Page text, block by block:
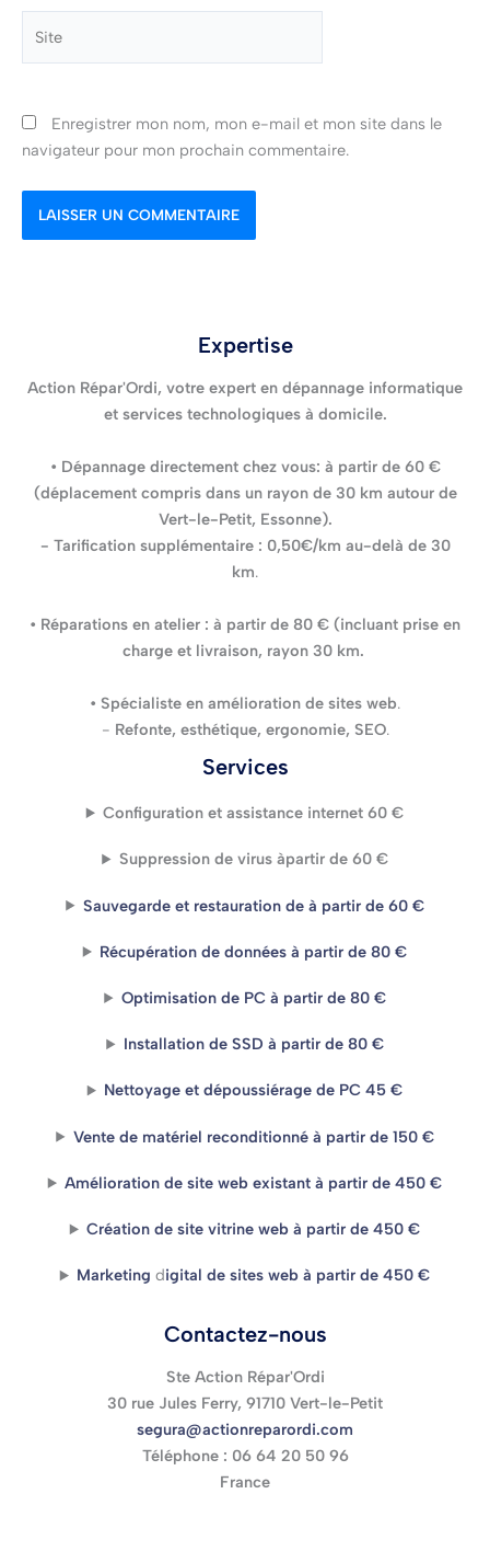
Enregistrer mon nom, mon e-mail et mon site dans le
navigateur pour mon prochain commentaire.
Expertise
Action Répar'Ordi, votre expert en dépannage informatique
et services technologiques à domicile.
• Dépannage directement chez vous: à partir de 60 €
(déplacement compris dans un rayon de 30 km autour de
Vert-le-Petit, Essonne).
- Tarification supplémentaire : 0,50€/km au-delà de 30
km.
• Réparations en atelier : à partir de 80 € (incluant prise en
charge et livraison, rayon 30 km.
• Spécialiste en amélioration de sites web.
- Refonte, esthétique, ergonomie, SEO.
Services
Configuration et assistance internet 60 €
Suppression de virus àpartir de 60 €
Sauvegarde et restauration de à partir de 60 €
Récupération de données à partir de 80 €
Optimisation de PC à partir de 80 €
Installation de SSD à partir de 80 €
Nettoyage et dépoussiérage de PC 45 €
Vente de matériel reconditionné à partir de 150 €
Amélioration de site web existant à partir de 450 €
Création de site vitrine web à partir de 450 €
Marketing digital de sites web à partir de 450 €
Contactez-nous
Ste Action Répar'Ordi
30 rue Jules Ferry, 91710 Vert-le-Petit
segura@actionreparordi.com
Téléphone : 06 64 20 50 96
France